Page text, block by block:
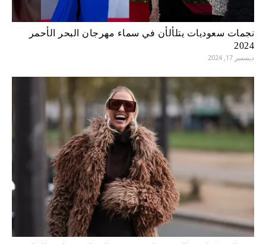
نجمات سعوديات يتلألأن في سماء مهرجان البحر الأحمر
2024
ديسمبر 17, 2024